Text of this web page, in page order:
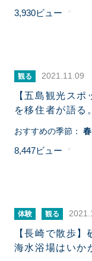
3,930
観る 2021.11.09
【五島観光ス
を移住者が語る
おすすめの季節： 春
8,447
体験 観る
【長崎で散歩
海水浴場はいか